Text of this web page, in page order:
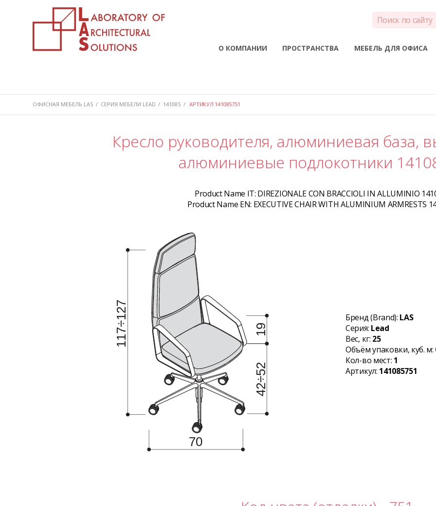
О КОМПАНИИ ПРОСТРАНСТВА МЕБЕЛЬ ДЛЯ ОФИСА
ОФИСНАЯ МЕБЕЛЬ LAS / СЕРИЯ МЕБЕЛИ LEAD / 141085 / АРТИКУЛ 141085751
Кресло руководителя, алюминиевая база,
алюминиевые подлокотники
Product Name IT: DIREZIONALE CON BRACCIOLI IN ALLUMINIO
Product Name EN: EXECUTIVE CHAIR WITH ALUMINIUM ARMRESTS
Бренд (Brand): LAS
Серия: Lead
Вес, кг: 25
Объём упаковки, куб. м:
Кол-во мест: 1
Артикул: 141085751